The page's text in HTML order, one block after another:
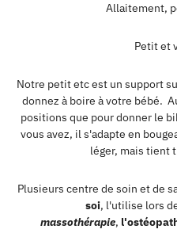
Allaitement,
Petit et
Notre petit etc est un support
donnez à boire à votre bébé.
positions que pour donner le
vous avez, il s'adapte en
léger, mais tient
Plusieurs centre de soin et de
soi, l'utilise lors
massothérapie,